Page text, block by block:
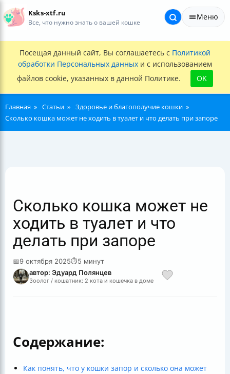
Ksks-xtf.ru
Все, что нужно знать о вашей кошке
Меню
Посещая данный сайт, Вы соглашаетесь с Политикой
обработки Персональных данных и с использованием
файлов cookie, указанных в данной Политике.
OK
Главная Статьи
Здоровье и благополучие кошки
Сколько кошка может не ходить в туалет и что делать при запоре
Сколько кошка может не
ходить в туалет и что
делать при запоре
📅9 октября 2025⏱5 минут
автор: Эдуард Полянцев
Зоолог / кошатник: 2 кота и кошечка в доме
Содержание:
Как понять, что у кошки запор и сколько она может